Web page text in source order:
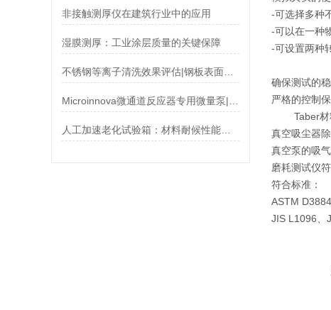
非接触测厚仪在建筑行业中的应用
湿膜测厚：工业涂层质量的关键保障
不锈钢等离子清洗效果评估|钢板表面油脂污染情况检测方案油污智能检测仪
人工加速老化试验箱：材料耐候性能的“时间加速器”
-可选择多种
-可以在一种
-可设置两种
确保测试的
严格的控制
Taber
真空吸尘器
真空泵的吸
磨耗测试仪
符合标准：
ASTM
JIS L1096、